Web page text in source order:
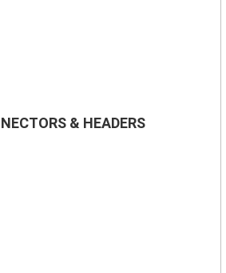
& HEADERS